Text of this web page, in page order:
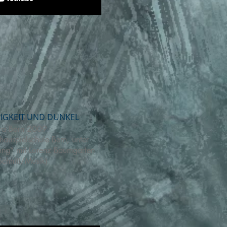
UND DUNKEL
Born 2009
Bern, unter
mit Lorenz Baumgarten
Musik)